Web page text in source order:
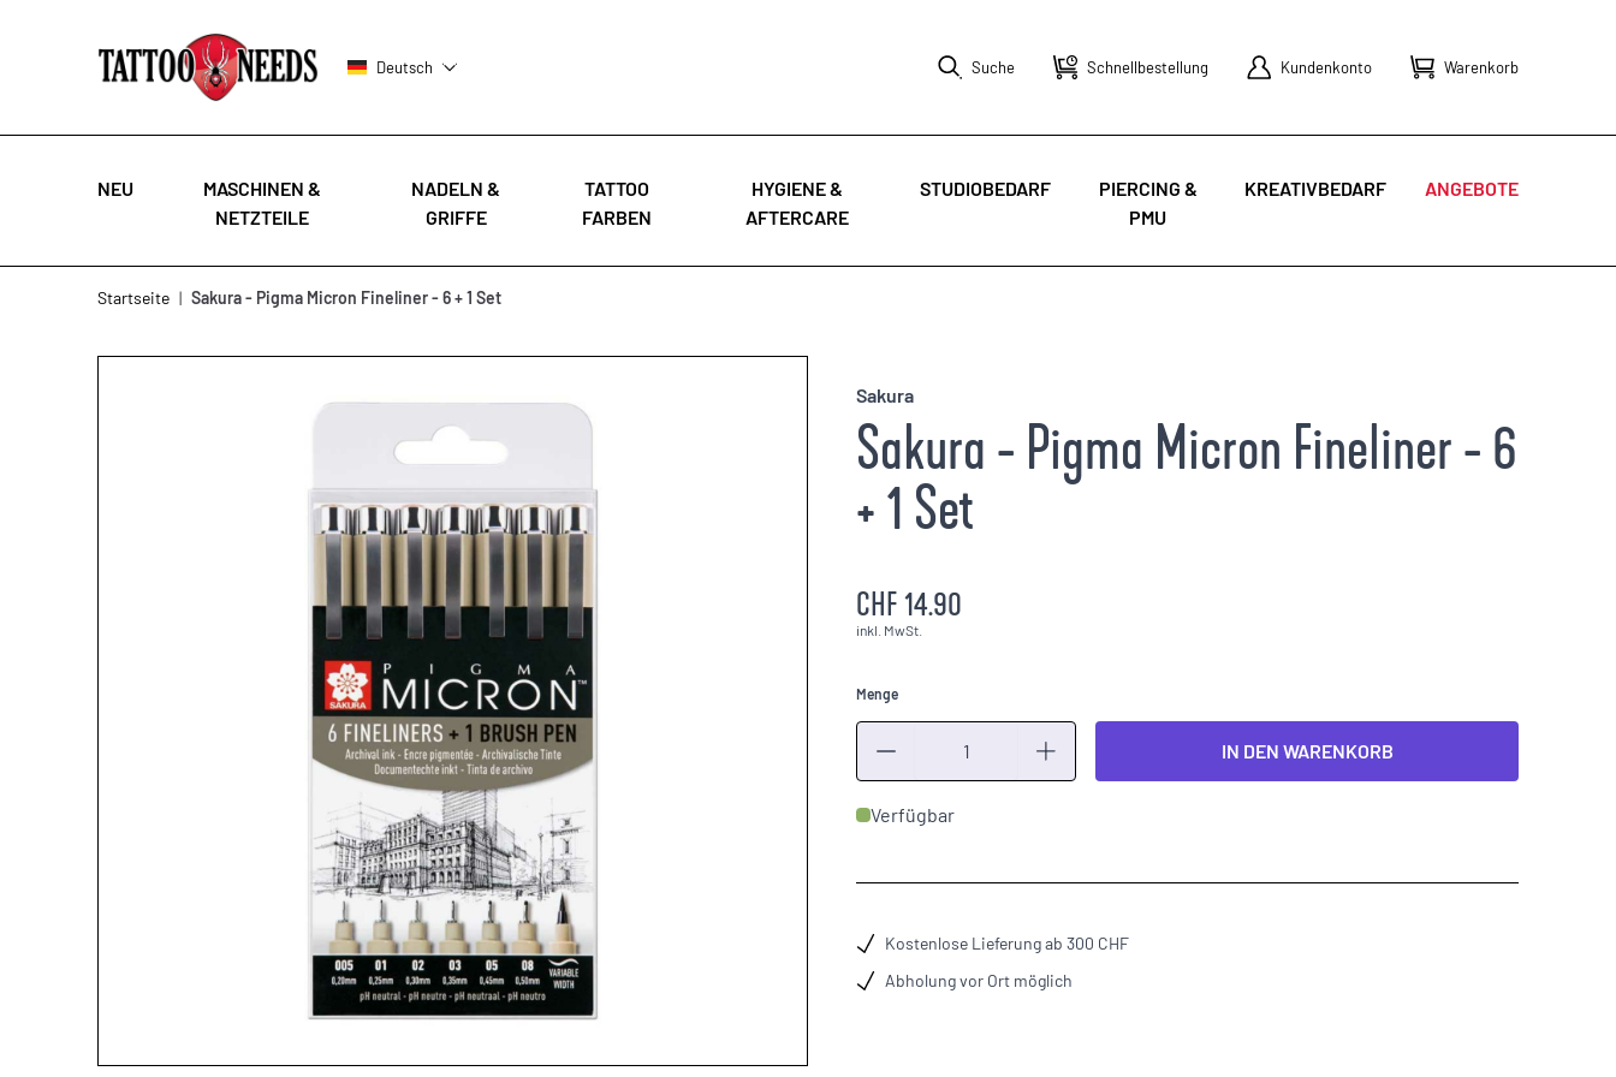
Deutsch Suche Schnellbestellung Kundenkonto Warenkorb
NEU
MASCHINEN &
NETZTEILE
NADELN &
GRIFFE
TATTOO
FARBEN
HYGIENE &
AFTERCARE
STUDIOBEDARF
PIERCING &
PMU
KREATIVBEDARF ANGEBOTE
Startseite | Sakura - Pigma Micron Fineliner - 6 + 1 Set
Sakura
Sakura - Pigma Micron Fineliner - 6
+ 1 Set
CHF 14.90
inkl. MwSt.
Menge
IN DEN WARENKORB
Verfügbar
Kostenlose Lieferung ab 300 CHF
Abholung vor Ort möglich